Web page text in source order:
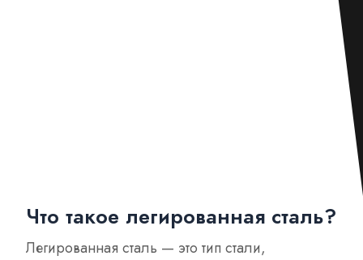
Что такое легированная сталь?
Легированная сталь — это тип стали,